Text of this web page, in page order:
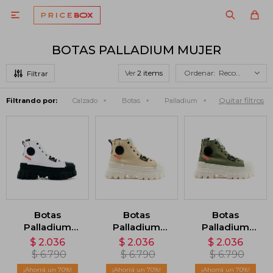

BOTAS PALLADIUM MUJER
Ver Recomendados
Filtrando por: Calzado Botas Palladium Quitar filtros
Botas
Palladium
Revolt HI TX -
Blanco
$ 2.036
$ 6.790
70
Botas
Palladium
Revolt HI TX -
Beige
$ 2.036
$ 6.790
70
Botas
Palladium
Revolt HI TX -
Verde
$ 2.036
$ 6.790
70